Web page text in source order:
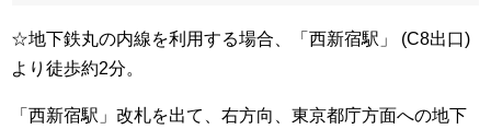
☆地下鉄丸の内線を利用する場合、「西新宿駅」 (C8出口)
より徒歩約2分。
「西新宿駅」改札を出て、右方向、東京都庁方面への地下